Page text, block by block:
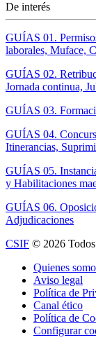
De interés
GUÍAS 01.
laborales, Muface,
GUÍAS 02.
Jornada continua,
GUÍAS 03.
GUÍAS 04.
Itinerancias,
GUÍAS 05.
y Habilitaciones
GUÍAS 06.
Adjudicaciones
CSIF © 2026 Todos
Quienes
Aviso legal
Política de
Canal ético
Política de
Configurar